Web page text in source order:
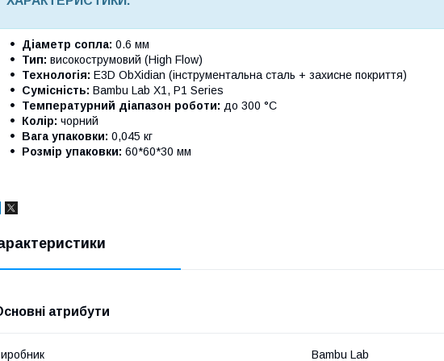
Діаметр сопла: 0.6 мм
Тип: високострумовий (High Flow)
Технологія: E3D ObXidian (інструментальна сталь + захисне покриття)
Сумісність: Bambu Lab X1, P1 Series
Температурний діапазон роботи: до 300 °C
Колір: чорний
Вага упаковки: 0,045 кг
Розмір упаковки: 60*60*30 мм
атрибути
Bambu Lab